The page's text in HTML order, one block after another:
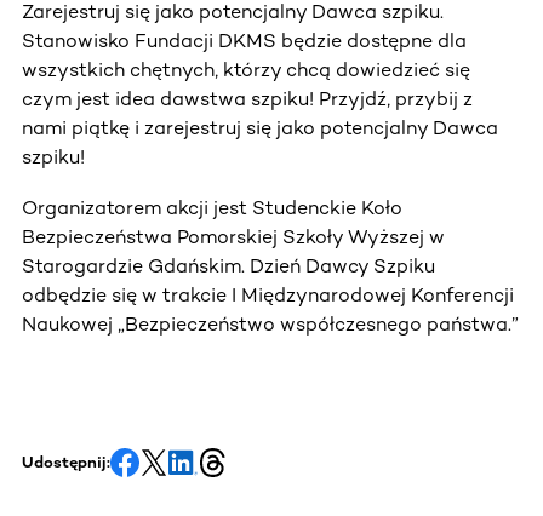
Zarejestruj się jako potencjalny Dawca szpiku.
Stanowisko Fundacji DKMS będzie dostępne dla
wszystkich chętnych, którzy chcą dowiedzieć się
czym jest idea dawstwa szpiku! Przyjdź, przybij z
nami piątkę i zarejestruj się jako potencjalny Dawca
szpiku!
Organizatorem akcji jest Studenckie Koło
Bezpieczeństwa Pomorskiej Szkoły Wyższej w
Starogardzie Gdańskim. Dzień Dawcy Szpiku
odbędzie się w trakcie I Międzynarodowej Konferencji
Naukowej „Bezpieczeństwo współczesnego państwa.”
Udostępnij: